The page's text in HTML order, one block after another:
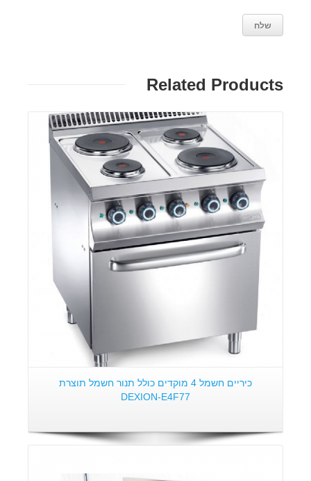
Related Products
פרטים:
כיריים חשמל 4 מוקדים כולל תנור חשמל תוצרת
DEXION-E4F77